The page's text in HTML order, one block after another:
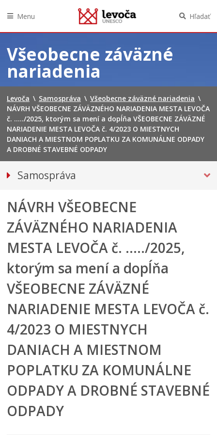
na
obsah
Menu Hľadať
Všeobecne záväzné
nariadenia
Levoča \ Samospráva \ Všeobecne záväzné nariadenia \
NÁVRH VŠEOBECNE ZÁVÄZNÉHO NARIADENIA MESTA LEVOČA
č. …../2025, ktorým sa mení a dopĺňa VŠEOBECNE ZÁVÄZNÉ
NARIADENIE MESTA LEVOČA č. 4/2023 O MIESTNYCH
DANIACH A MIESTNOM POPLATKU ZA KOMUNÁLNE ODPADY
A DROBNÉ STAVEBNÉ ODPADY
Samospráva
Hlavný kontrolór mesta
Mestská polícia
Mestské zastupiteľstvo
Verejné obstarávania
VOĽBY
Dokumenty mesta
VŠEOBECNE ZÁVÄZNÉ NARIADENIA
NÁVRHY VZN
SCHVÁLENÉ VZN
Územné plánovanie
Tlačové správy
Rozpočet mesta
Transparentné mesto
NÁVRH VŠEOBECNE
ZÁVÄZNÉHO NARIADENIA
MESTA LEVOČA č. …../2025,
ktorým sa mení a dopĺňa
VŠEOBECNE ZÁVÄZNÉ
NARIADENIE MESTA LEVOČA č.
4/2023 O MIESTNYCH
DANIACH A MIESTNOM
POPLATKU ZA KOMUNÁLNE
ODPADY A DROBNÉ STAVEBNÉ
ODPADY